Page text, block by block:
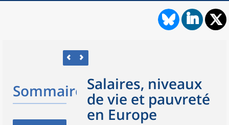
Sommaire Salaires, niveaux
de vie et pauvreté
en Europe